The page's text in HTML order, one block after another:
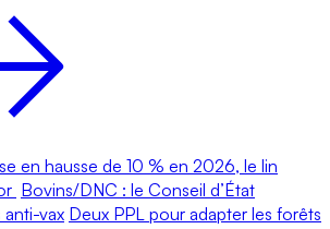
en hausse de 10 % en 2026, le lin
Bovins/DNC : le Conseil d’État
vax Deux PPL pour adapter les forêts